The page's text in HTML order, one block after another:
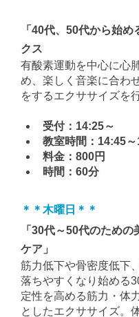
「40代、50代から始め
クス
有酸素運動を中心に心
め、楽しく音楽に合わ
をするエクササイズを
受付：14:25～
教室時間：14:45
料金：800円
時間：60分
＊＊木曜日＊＊
「30代～50代のための
ケア」
筋力低下や骨密度低下
落ちやすくなり始める
定性を高める筋力・体
としたエクササイズ。